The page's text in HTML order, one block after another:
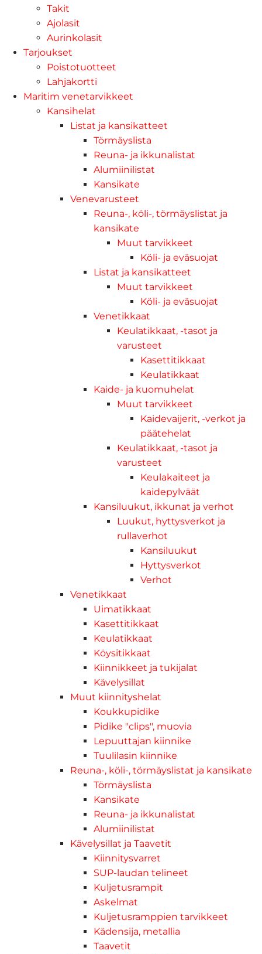
Takit
Ajolasit
Aurinkolasit
Tarjoukset
Poistotuotteet
Lahjakortti
Maritim venetarvikkeet
Kansihelat
Listat ja kansikatteet
Törmäyslista
Reuna- ja ikkunalistat
Alumiinilistat
Kansikate
Venevarusteet
Reuna-, köli-, törmäyslistat ja
kansikate
Muut tarvikkeet
Köli- ja eväsuojat
Listat ja kansikatteet
Muut tarvikkeet
Köli- ja eväsuojat
Venetikkaat
Keulatikkaat, -tasot ja
varusteet
Kasettitikkaat
Keulatikkaat
Kaide- ja kuomuhelat
Muut tarvikkeet
Kaidevaijerit, -verkot ja
päätehelat
Keulatikkaat, -tasot ja
varusteet
Keulakaiteet ja
kaidepylväät
Kansiluukut, ikkunat ja verhot
Luukut, hyttysverkot ja
rullaverhot
Kansiluukut
Hyttysverkot
Verhot
Venetikkaat
Uimatikkaat
Kasettitikkaat
Keulatikkaat
Köysitikkaat
Kiinnikkeet ja tukijalat
Kävelysillat
Muut kiinnityshelat
Koukkupidike
Pidike "clips", muovia
Lepuuttajan kiinnike
Tuulilasin kiinnike
Reuna-, köli-, törmäyslistat ja kansikate
Törmäyslista
Kansikate
Reuna- ja ikkunalistat
Alumiinilistat
Kävelysillat ja Taavetit
Kiinnitysvarret
SUP-laudan telineet
Kuljetusrampit
Askelmat
Kuljetusramppien tarvikkeet
Kädensija, metallia
Taavetit